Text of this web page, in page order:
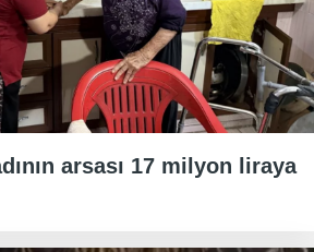
arsası 17 milyon liraya